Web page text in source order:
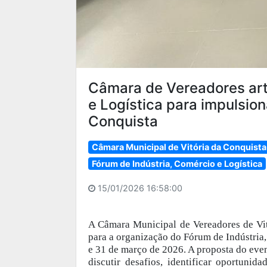
Câmara de Vereadores
e Logística para
Conquista
Câmara Municipal de Vitória da Conquista
Fórum de Indústria, Comércio e Logística
15/01/2026 16:58:00
A Câmara Municipal de Vereadores de
para a organização do Fórum de
e 31 de março de 2026. A proposta do
discutir desafios, identificar